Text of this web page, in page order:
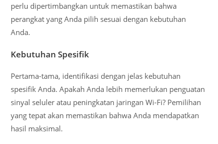
perlu dipertimbangkan untuk memastikan bahwa
perangkat yang Anda pilih sesuai dengan kebutuhan
Anda.
Kebutuhan Spesifik
Pertama-tama, identifikasi dengan jelas kebutuhan
spesifik Anda. Apakah Anda lebih memerlukan penguatan
sinyal seluler atau peningkatan jaringan Wi-Fi? Pemilihan
yang tepat akan memastikan bahwa Anda mendapatkan
hasil maksimal.